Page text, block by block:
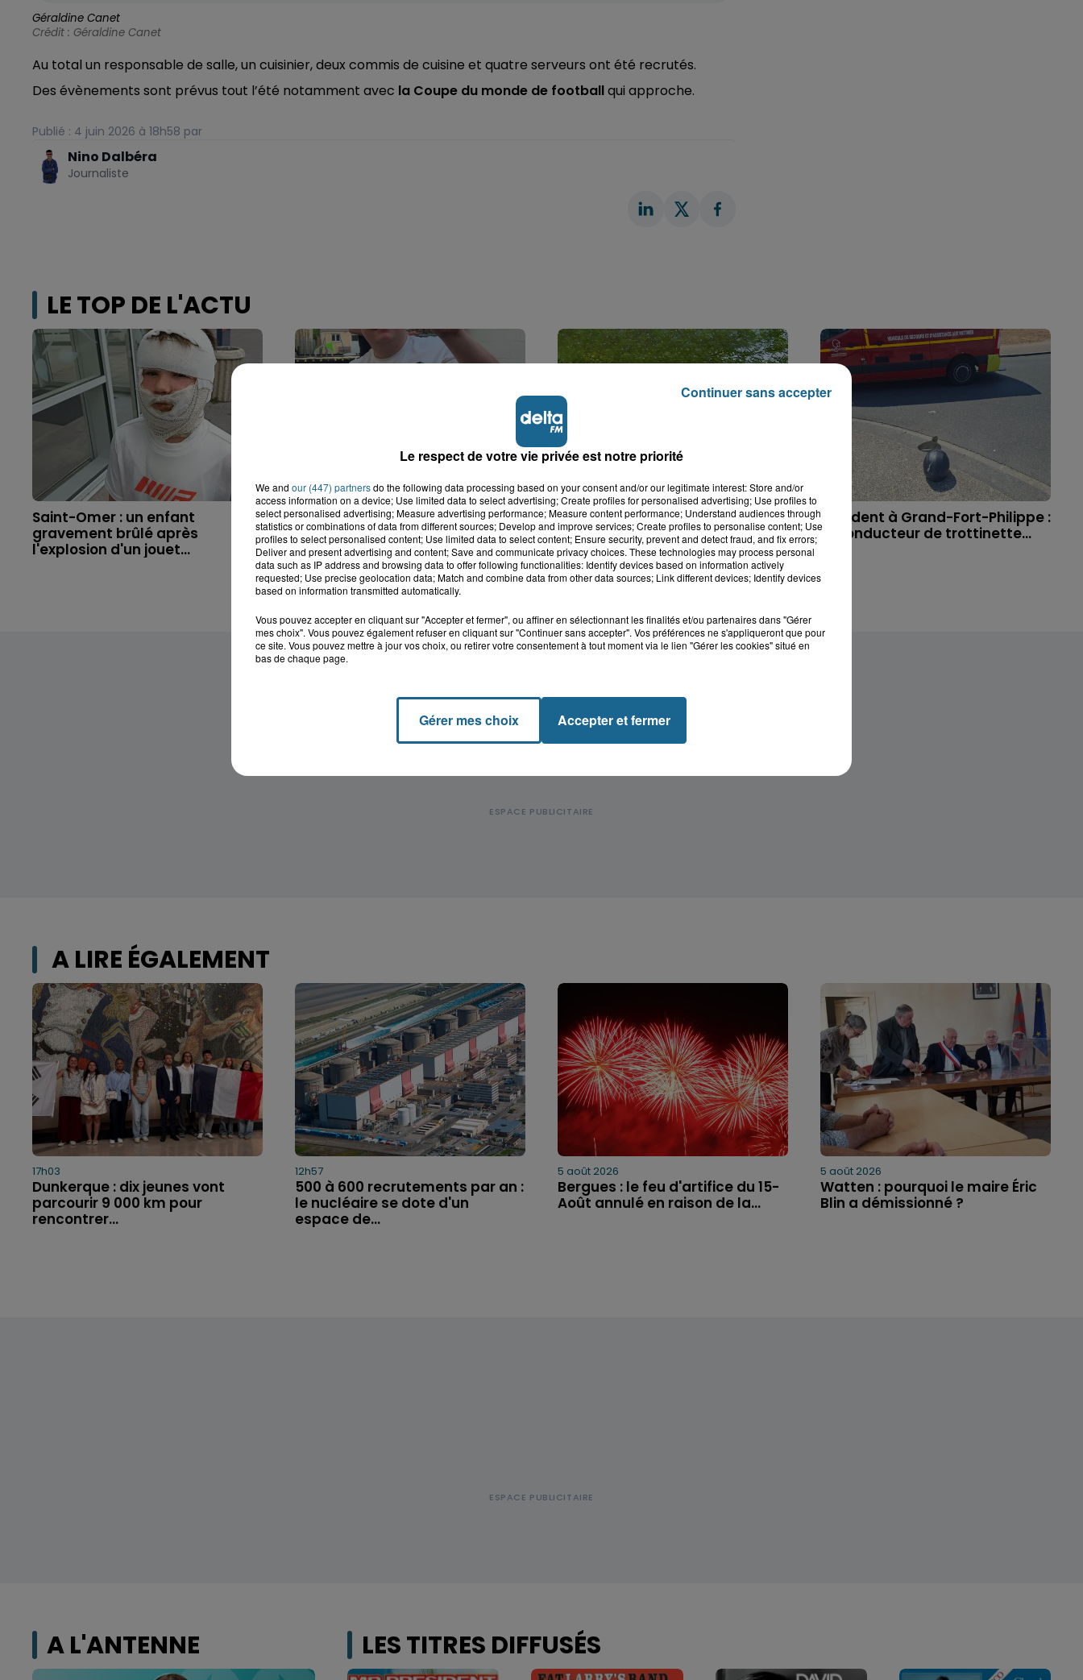
Géraldine Canet
Crédit : Géraldine Canet
Au total un responsable de salle, un cuisinier, deux commis de cuisine et quatre serveurs ont été recrutés.
Des évènements sont prévus tout l’été notamment avec la Coupe du monde de footballqui approche.
Publié : 4 juin 2026 à 18h58 par
Nino Dalbéra
Journaliste
LE TOP DE L'ACTU
Saint-Omer : un enfant
gravement brûlé après
l'explosion d'un jouet...
Hazebrouck : victime d'un
accident, Lucas s'en est allé
brutalement...
Disparition inquiétante à
Cappelle-la-Grande : Michael,
41 ans...
Accident à Grand-Fort-Philippe :
le conducteur de trottinette...
A LIRE ÉGALEMENT
17h03
Dunkerque : dix jeunes vont
parcourir 9 000 km pour
rencontrer...
12h57
500 à 600 recrutements par an :
le nucléaire se dote d'un
espace de...
5 août 2026
Bergues : le feu d'artifice du 15-
Août annulé en raison de la...
5 août 2026
Watten : pourquoi le maire Éric
Blin a démissionné ?
A L'ANTENNE LES TITRES DIFFUSÉS
Le respect de votre vie privée est notre priorité
We and our (447) partnersdo the following data processing based on your consent and/or our legitimate interest: Store and/or
access information on a device; Use limited data to select advertising; Create profiles for personalised advertising; Use profiles to
select personalised advertising; Measure advertising performance; Measure content performance; Understand audiences through
statistics or combinations of data from different sources; Develop and improve services; Create profiles to personalise content; Use
profiles to select personalised content; Use limited data to select content; Ensure security, prevent and detect fraud, and fix errors;
Deliver and present advertising and content; Save and communicate privacy choices. These technologies may process personal
data such as IP address and browsing data to offer following functionalities: Identify devices based on information actively
requested; Use precise geolocation data; Match and combine data from other data sources; Link different devices; Identify devices
based on information transmitted automatically.
Vous pouvez accepter en cliquant sur "Accepter et fermer", ou affiner en sélectionnant les finalités et/ou partenaires dans "Gérer
mes choix". Vous pouvez également refuser en cliquant sur "Continuer sans accepter". Vos préférences ne s'appliqueront que pour
ce site. Vous pouvez mettre à jour vos choix, ou retirer votre consentement à tout moment via le lien "Gérer les cookies" situé en
bas de chaque page.
Gérer mes choix Accepter et fermer
Continuer sans accepter